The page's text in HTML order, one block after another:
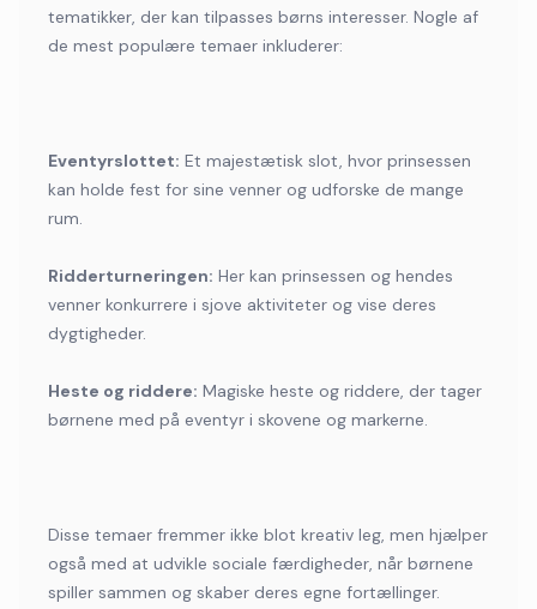
tematikker, der kan tilpasses børns interesser. Nogle af
de mest populære temaer inkluderer:
Eventyrslottet: Et majestætisk slot, hvor prinsessen
kan holde fest for sine venner og udforske de mange
rum.
Ridderturneringen: Her kan prinsessen og hendes
venner konkurrere i sjove aktiviteter og vise deres
dygtigheder.
Heste og riddere: Magiske heste og riddere, der tager
børnene med på eventyr i skovene og markerne.
Disse temaer fremmer ikke blot kreativ leg, men hjælper
også med at udvikle sociale færdigheder, når børnene
spiller sammen og skaber deres egne fortællinger.